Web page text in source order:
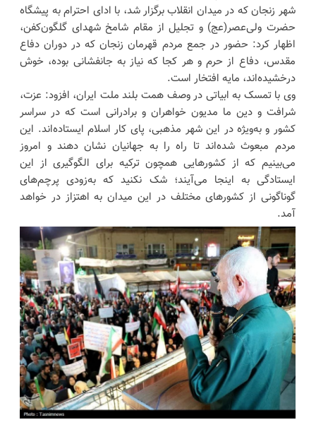
شهر زنجان که در میدان انقلاب برگزار شد، با ادای احترام به پیشگاه
حضرت ولی‌عصر(عج) و تجلیل از مقام شامخ شهدای گلگون‌کفن،
اظهار کرد: حضور در جمع مردم قهرمان زنجان که در دوران دفاع
مقدس، دفاع از حرم و هر کجا که نیاز به جانفشانی بوده، خوش
درخشیده‌اند، مایه افتخار است.
وی با تمسک به ابیاتی در وصف همت بلند ملت ایران، افزود: عزت،
شرافت و دین ما مدیون خواهران و برادرانی است که در سراسر
کشور و به‌ویژه در این شهر مذهبی، پای کار اسلام ایستاده‌اند. این
مردم مبعوث شده‌اند تا راه را به جهانیان نشان دهند و امروز
می‌بینیم که از کشورهایی همچون ترکیه برای الگوگیری از این
ایستادگی به اینجا می‌آیند؛ شک نکنید که به‌زودی پرچم‌های
گوناگونی از کشورهای مختلف در این میدان به اهتزاز در خواهد
آمد.